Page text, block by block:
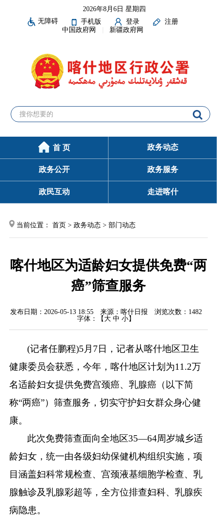
2026年8月6日 星期四
无障碍
手机版 登录
注册
中国政府网
新疆政府网
首 页 政务动态
政务公开 政务服务
政民互动 走进喀什
当前位置： 首页 > 政务动态 > 部门动态
喀什地区为适龄妇女提供免费“两
癌”筛查服务
发布日期：2026-05-13 18:55 来源：喀什日报 浏览次数： 1482
字体：【 大 中 小】
(记者任鹏程)5 月 7 日，记者从喀什地区卫生
健康委员会获悉，今年，喀什地区计划为11.2万
名适龄妇女提供免费宫颈癌、乳腺癌（以下简
称“两癌”）筛查服务，切实守护妇女群众身心健
康。
此次免费筛查面向全地区35—64周岁城乡适
龄妇女，统一由各级妇幼保健机构组织实施，项
目涵盖妇科常规检查、宫颈液基细胞学检查、乳
腺触诊及乳腺彩超等，全方位排查妇科、乳腺疾
病隐患。